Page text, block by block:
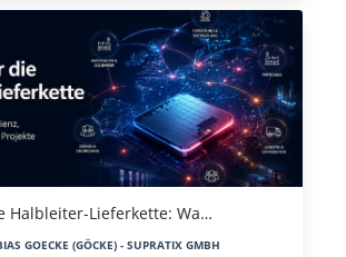
Halbleiter-Lieferkette: Wa…
GOECKE (GÖCKE) - SUPRATIX GMBH